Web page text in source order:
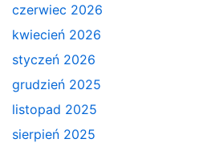
czerwiec 2026
kwiecień 2026
styczeń 2026
grudzień 2025
listopad 2025
sierpień 2025